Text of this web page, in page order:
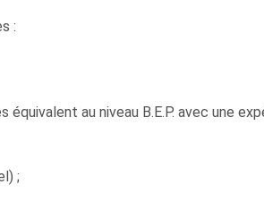
:
équivalent au niveau B.E.P. avec une
;